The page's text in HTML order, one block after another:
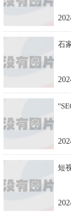
石
短